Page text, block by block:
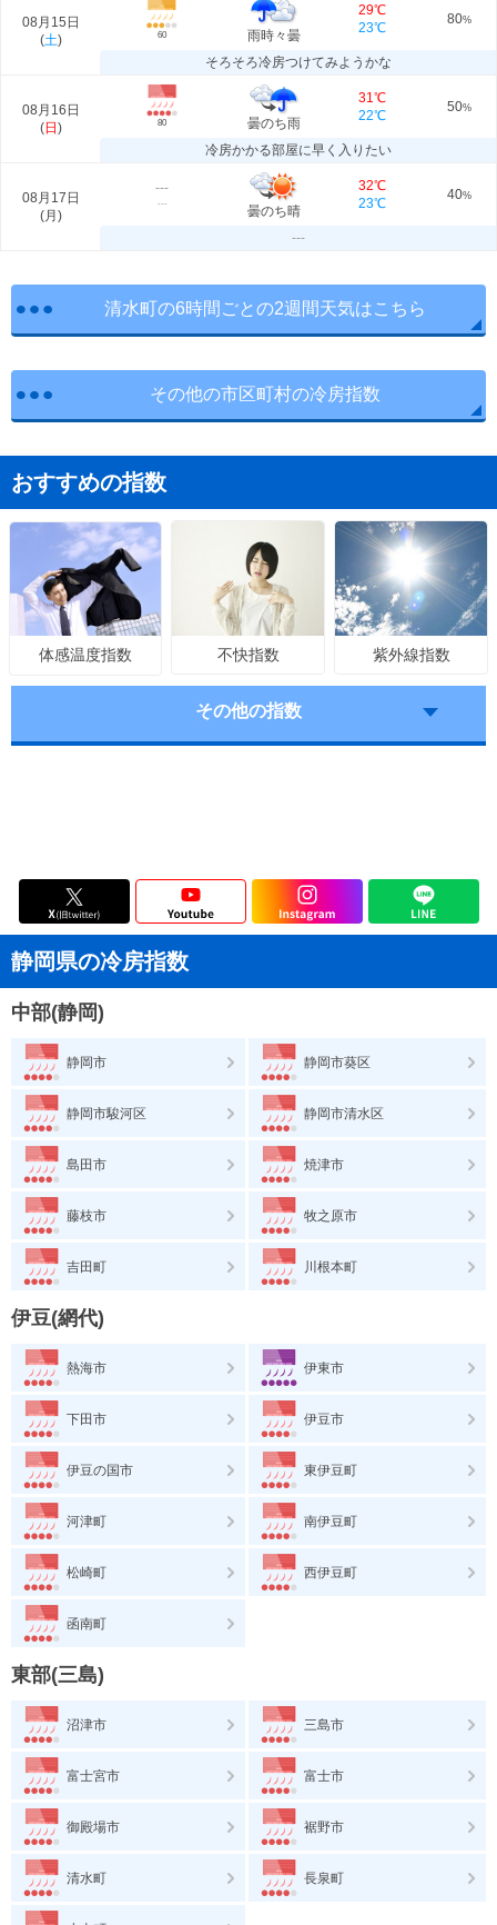
08月15日
(土) 60 雨時々曇
29℃
23℃
80%
そろそろ冷房つけてみようかな
08月16日
(日 ) 80 曇のち雨
31℃
22℃
50%
冷房かかる部屋に早く入りたい
08月17日
(月 )
---
---
曇のち晴
32℃
23℃
40%
---
清水町の6時間ごとの2週間天気はこちら
その他の市区町村の冷房指数
おすすめの指数
体感温度指数 不快指数 紫外線指数
その他の指数
静岡県の冷房指数
中部(静岡)
静岡市 静岡市葵区
静岡市駿河区 静岡市清水区
島田市 焼津市
藤枝市 牧之原市
吉田町 川根本町
伊豆(網代)
熱海市 伊東市
下田市 伊豆市
伊豆の国市 東伊豆町
河津町 南伊豆町
松崎町 西伊豆町
函南町
東部(三島)
沼津市 三島市
富士宮市 富士市
御殿場市 裾野市
清水町 長泉町